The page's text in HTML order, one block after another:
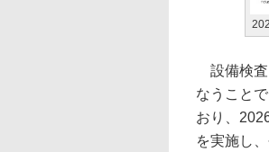
設備検査
なうこと
おり、
を実施し